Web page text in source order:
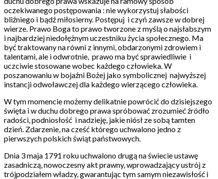
oczekiwanego postępowania : nie wykorzystuj słabości
bliźniego i bądź miłosierny. Postępuj i czyń zawsze w dobrej
wierze. Prawo Boga to prawo tworzone z myślą o najsłabszym
i najbardziej niedołężnym uczestniku życia społecznego. Ma
być traktowany na równi z innymi, obdarzonymi zdrowiem i
talentami, ale i odwrotnie, prawo ma być sprawiedliwie i
uczciwie stosowane wobec każdego człowieka. W
poszanowaniu w bojaźni Bożej jako symbolicznej najwyższej
instancji odwoławczej dla każdego wierzącego człowieka.
W tym momencie możemy delikatnie powrócić do dzisiejszego
święta i w duchu dobrego prawa spróbować zrozumieć źródło
radości, podniosłość i nadzieję, jakie niósł ze sobą tamten
dzień. Zdarzenie, na cześć którego uchwalono jedno z
pierwszych polskich świąt państwowych.
Dnia 3 maja 1791 roku uchwalono drugą na świecie ustawę
zasadniczą, nowoczesny akt prawny, wprowadzający ustrój z
trójpodziałem władzy, gwarantując tym samym niezawisłość i